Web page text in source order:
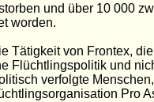
und über 10000
worden.
Tätigkeit von Frontex,
Flüchtlingspolitik und
verfolgte
Pro